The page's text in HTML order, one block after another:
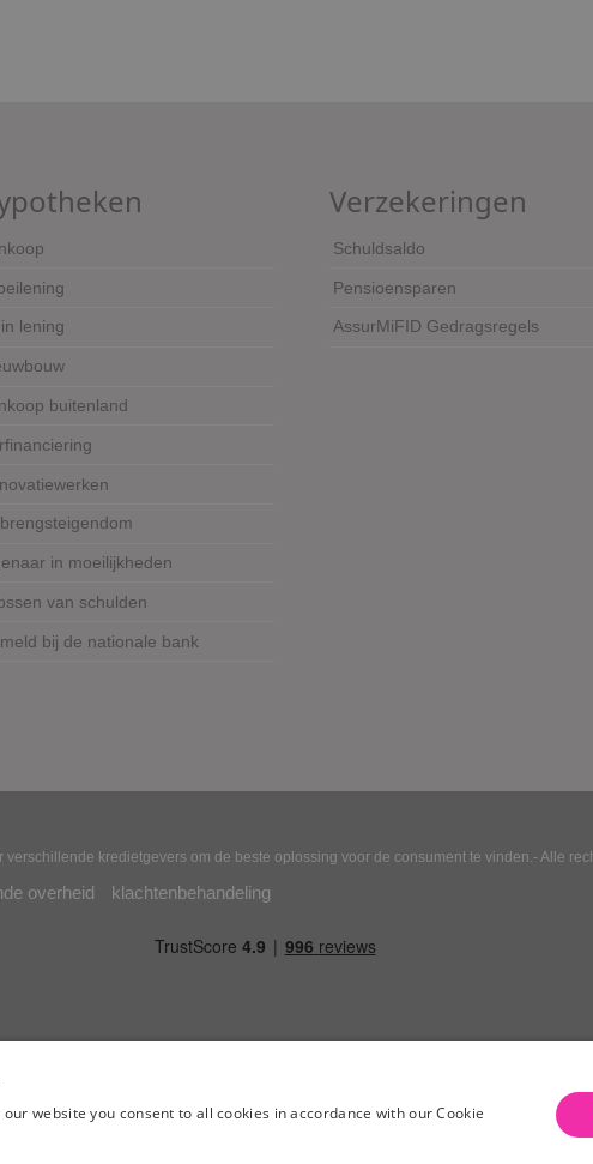
lening
buitenland
in moeilijkheden
van schulden
bij de nationale bank
Verzekeringen
Schuldsaldo
Pensioensparen
AssurMiFID Gedragsregels
kredietgevers om de beste oplossing voor de consument te vinden.- Alle
overheid klachtenbehandeling
website you consent to all cookies in accordance with our Cookie